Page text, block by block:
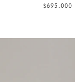
$695.000